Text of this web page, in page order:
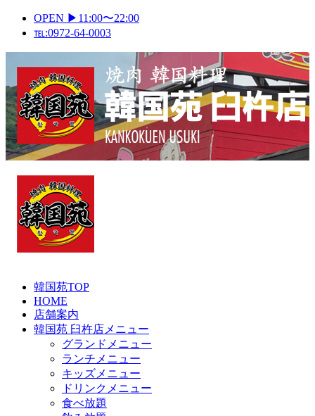
Skip
content
OPEN ▶11:00〜22:00
℡:0972-64-0003
Menu
韓国苑TOP
HOME
店舗案内
韓国苑 臼杵店メニュー
グランドメニュー
ランチメニュー
キッズメニュー
ドリンクメニュー
食べ放題